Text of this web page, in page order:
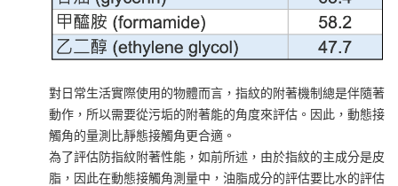
對日常生活實際使用的物體而言，指紋的附著機制總是伴隨著
動作，所以需要從污垢的附著能的角度來評估。因此，動態接
觸角的量測比靜態接觸角更合適。
為了評估防指紋附著性能，如前所述，由於指紋的主成分是皮
脂，因此在動態接觸角測量中，油脂成分的評估要比水的評估